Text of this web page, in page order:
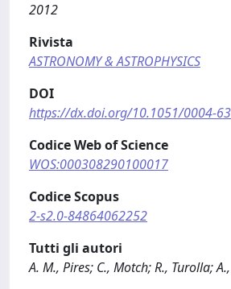
2012
Rivista
ASTRONOMY & ASTROPHYSICS
DOI
https://dx.doi.org/10.1051/0004-
Codice Web of Science
WOS:000308290100017
Codice Scopus
2-s2.0-84864062252
Tutti gli autori
A. M., Pires; C., Motch; R., Turolla;